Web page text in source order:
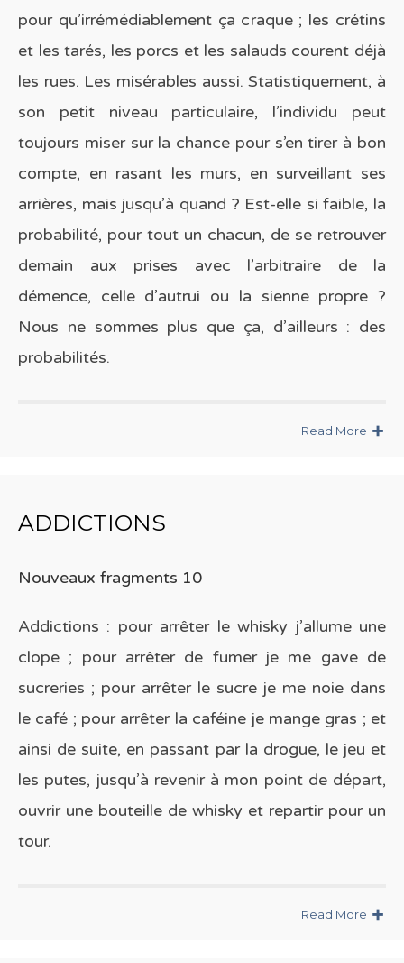
pour qu’irrémédiablement ça craque ; les crétins
et les tarés, les porcs et les salauds courent déjà
les rues. Les misérables aussi. Statistiquement, à
son petit niveau particulaire, l’individu peut
toujours miser sur la chance pour s’en tirer à bon
compte, en rasant les murs, en surveillant ses
arrières, mais jusqu’à quand ? Est-elle si faible, la
probabilité, pour tout un chacun, de se retrouver
demain aux prises avec l’arbitraire de la
démence, celle d’autrui ou la sienne propre ?
Nous ne sommes plus que ça, d’ailleurs : des
probabilités.
Read More
ADDICTIONS
Nouveaux fragments 10
Addictions : pour arrêter le whisky j’allume une
clope ; pour arrêter de fumer je me gave de
sucreries ; pour arrêter le sucre je me noie dans
le café ; pour arrêter la caféine je mange gras ; et
ainsi de suite, en passant par la drogue, le jeu et
les putes, jusqu’à revenir à mon point de départ,
ouvrir une bouteille de whisky et repartir pour un
tour.
Read More